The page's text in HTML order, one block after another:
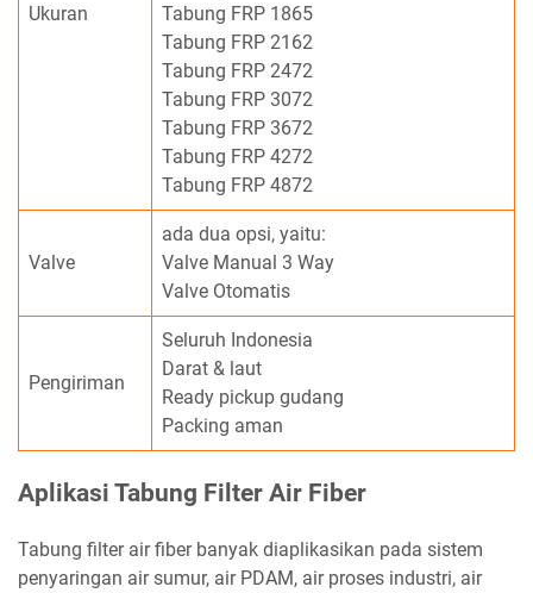
Ukuran
Tabung FRP 1865
Tabung FRP 2162
Tabung FRP 2472
Tabung FRP 3072
Tabung FRP 3672
Tabung FRP 4272
Tabung FRP 4872
Valve
ada dua opsi, yaitu:
Valve Manual 3 Way
Valve Otomatis
Pengiriman
Seluruh Indonesia
Darat & laut
Ready pickup gudang
Packing aman
Aplikasi Tabung Filter Air Fiber
Tabung filter air fiber banyak diaplikasikan pada sistem
penyaringan air sumur, air PDAM, air proses industri, air